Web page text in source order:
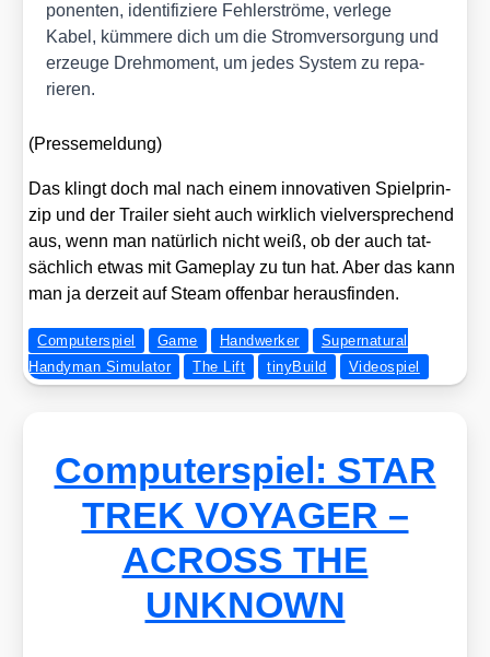
po­nen­ten, iden­ti­fi­zie­re Feh­ler­strö­me, ver­le­ge
Kabel, küm­me­re dich um die Strom­ver­sor­gung und
erzeu­ge Dreh­mo­ment, um jedes Sys­tem zu repa­
rie­ren.
(Pres­se­mel­dung)
Das klingt doch mal nach einem inno­va­ti­ven Spiel­prin­
zip und der Trai­ler sieht auch wirk­lich viel­ver­spre­chend
aus, wenn man natür­lich nicht weiß, ob der auch tat­
säch­lich etwas mit Game­play zu tun hat. Aber das kann
man ja der­zeit auf Steam offen­bar her­aus­fin­den.
Computerspiel Game Handwerker
Supernatural
Handyman Simulator
The Lift tinyBuild Videospiel
Computerspiel: STAR
TREK VOYAGER –
ACROSS THE
UNKNOWN